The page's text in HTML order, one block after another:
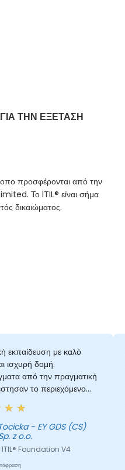
ΤΗΝ ΕΞΕΤΑΣΗ
προσφέρονται από την
Το ITIL® είναι σήμα
δικαιώματος.
εκπαίδευση με καλό
ισχυρή δομή.
από την πραγματική
το περιεχόμενο
και εύκολα εφαρμόσιμο. Οι
ήταν καλά χρονικά
με επαρκή χρόνο για
ενώ υπήρχε άφθονος
ερωτήσεις και
Άριστος εκπαιδευτής,
- EY GDS (CS)
z o.o.
ITIL® Foundation V4